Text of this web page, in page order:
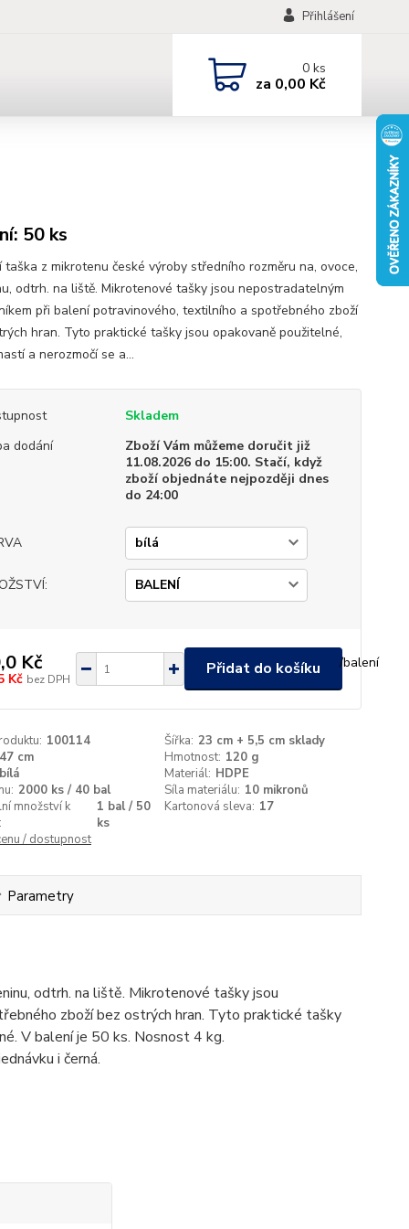
Přihlášení
0ks
za 0,00 Kč
50 ks
taška z mikrotenu české výroby středního rozměru na, ovoce,
odtrh. na liště. Mikrotenové tašky jsou nepostradatelným
při balení potravinového, textilního a spotřebného zboží
hran. Tyto praktické tašky jsou opakovaně použitelné,
a nerozmočí se a...
Skladem
dodání
Zboží Vám můžeme doručit již
11.08.2026 do 15:00. Stačí, když
zboží objednáte nejpozději dnes
do 24:00
Kč /balení
Kč bez DPH
Přidat do košíku
100114 Šířka: 23 cm + 5,5 cm sklady
47 cm Hmotnost: 120 g
bílá Materiál: HDPE
2000 ks / 40 bal Síla materiálu: 10 mikronů
množství k
1 bal / 50
ks
Kartonová sleva: 17
/ dostupnost
Parametry
odtrh. na liště. Mikrotenové tašky jsou
zboží bez ostrých hran. Tyto praktické tašky
V balení je 50 ks. Nosnost 4 kg.
i černá.